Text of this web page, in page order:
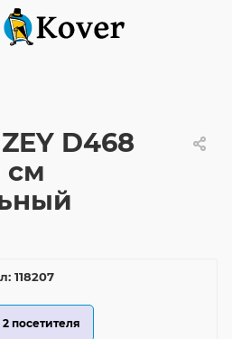
D468
см
118207
2 посетителя